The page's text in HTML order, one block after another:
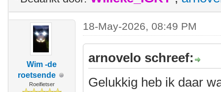
Wim -de
roetsende
Roeifietser
18-May-2026, 08:49 PM
arnovelo schreef:
Gelukkig heb ik daar